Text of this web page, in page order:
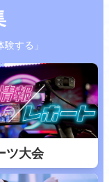
する」
ツ大会